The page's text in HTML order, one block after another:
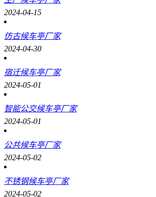
2024-04-15
仿古候车亭厂家
2024-04-30
宿迁候车亭厂家
2024-05-01
智能公交候车亭厂家
2024-05-01
公共候车亭厂家
2024-05-02
不锈钢候车亭厂家
2024-05-02